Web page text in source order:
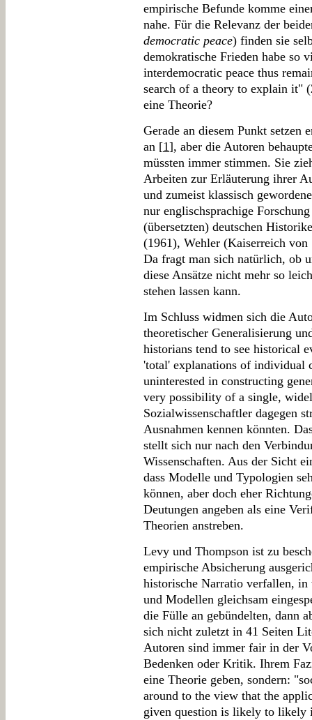
empirische Befunde komme
nahe. Für die Relevanz der
democratic peace) finden sie
demokratische Frieden habe so
interdemocratic peace thus
search of a theory to explain it"
eine Theorie?
Gerade an diesem Punkt setzen
an [1], aber die Autoren
müssten immer stimmen. Sie
Arbeiten zur Erläuterung ihrer
und zumeist klassisch
nur englischsprachige
(übersetzten) deutschen
(1961), Wehler (Kaiserreich
Da fragt man sich natürlich, ob
diese Ansätze nicht mehr so
stehen lassen kann.
Im Schluss widmen sich die
theoretischer Generalisierung
historians tend to see historical
'total' explanations of individual
uninterested in constructing
very possibility of a single,
Sozialwissenschaftler dagegen
Ausnahmen kennen könnten.
stellt sich nur nach den
Wissenschaften. Aus der Sicht
dass Modelle und Typologien
können, aber doch eher
Deutungen angeben als eine
Theorien anstreben.
Levy und Thompson ist zu
empirische Absicherung
historische Narratio verfallen,
und Modellen gleichsam
die Fülle an gebündelten, dann
sich nicht zuletzt in 41 Seiten
Autoren sind immer fair in der
Bedenken oder Kritik. Ihrem
eine Theorie geben, sondern:
around to the view that the
given question is likely to likely